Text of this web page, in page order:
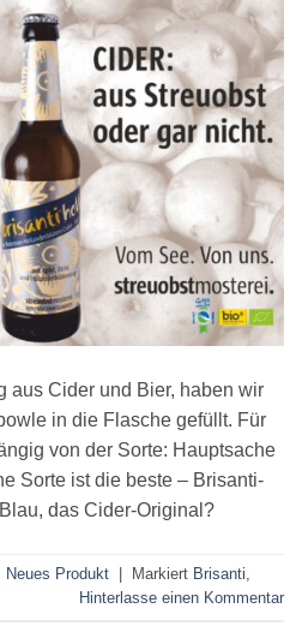
aus Cider und Bier, haben wir
in die Flasche gefüllt. Für
von der Sorte: Hauptsache
Sorte ist die beste – Brisanti-
das Cider-Original?
Neues Produkt Markiert Brisanti,
Hinterlasse einen Kommentar